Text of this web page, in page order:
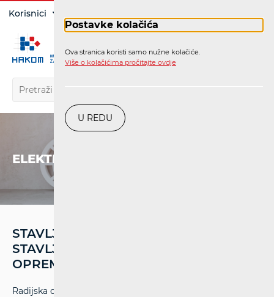
Postavke kolačića
Ova stranica koristi samo nužne kolačiće.
Više o kolačićima pročitajte ovdje
U REDU
Korisnici
ELEKTRONIČKE KOMUNIKACIJE
STAVLJANJE NA TRŽIŠTE I/ILI
STAVLJANJE U POGON RADIJSKE
OPREME
Radijska oprema može se slobodno stavljati na tržište i/ili